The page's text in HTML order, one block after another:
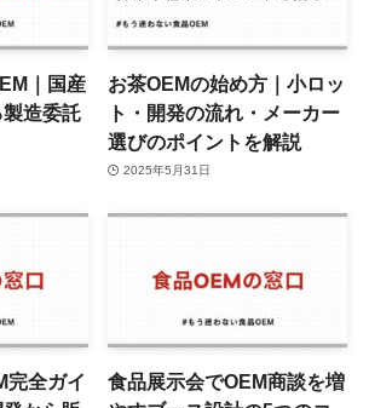
｜国産
造委託
お茶OEMの始め方｜小ロッ
ト・開発の流れ・メーカー
選びのポイントを解説
2025年5月31日
完全ガイ
食品展示会でOEM商談を増